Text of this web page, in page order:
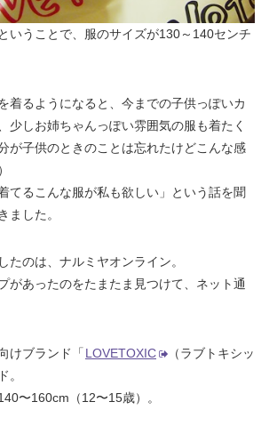
いうことで、服のサイズが130～140センチ
着るようになると、今までの子供っぽいカ
少しお姉ちゃんっぽい雰囲気の服も着たく
が子供のときのことは忘れたけどこんな感
てるこんな服が私も欲しい」という話を聞
ました。
たのは、ナルミヤオンライン。
があったのをたまたま見つけて、ネット通
けブランド「LOVETOXIC
（ラブトキシッ
。
〜160cm（12〜15歳）。